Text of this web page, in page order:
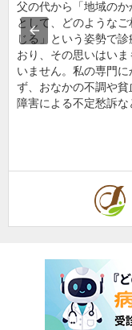
父の代から「地域のか
として、どのような
じる」という姿勢で
おり、その思いはいま
いません。私の専門に
ず、おなかの不調や貧
障害による不定愁訴